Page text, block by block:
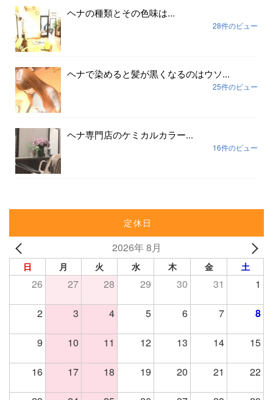
ヘナの種類とその色味は...
28件のビュー
ヘナで染めると髪が黒くなるのはウソ...
25件のビュー
ヘナ専門店のケミカルカラー...
16件のビュー
定休日
2026年 8月
日 月 火 水 木 金 土
26 27 28 29 30 31 1
2 3 4 5 6 7 8
9 10 11 12 13 14 15
16 17 18 19 20 21 22